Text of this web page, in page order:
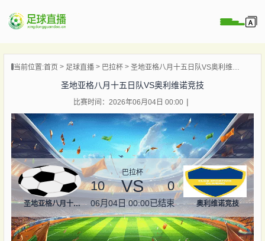
播
闻
当前位置:首页 足球直播 巴拉杯 圣地亚格八月十五日队VS奥利维诺竞技
圣地亚格八月十五日队VS奥利维诺竞技
比赛时间：2026年06月04日 00:00
圣地亚格八月十五日队
巴拉杯
10 VS 0
06月04日 00:00已结束 奥利维诺竞技